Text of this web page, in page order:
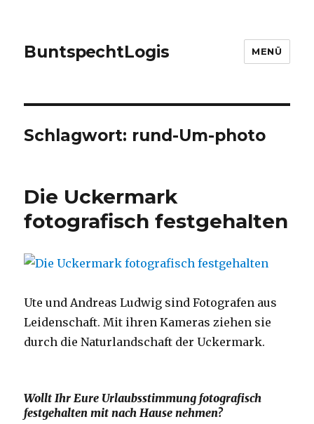
BuntspechtLogis MENÜ
Schlagwort: rund-Um-photo
Die Uckermark
fotografisch festgehalten
Ute und Andreas Ludwig sind Fotografen aus
Leidenschaft. Mit ihren Kameras ziehen sie
durch die Naturlandschaft der Uckermark.
Wollt Ihr Eure Urlaubsstimmung fotografisch
festgehalten mit nach Hause nehmen?